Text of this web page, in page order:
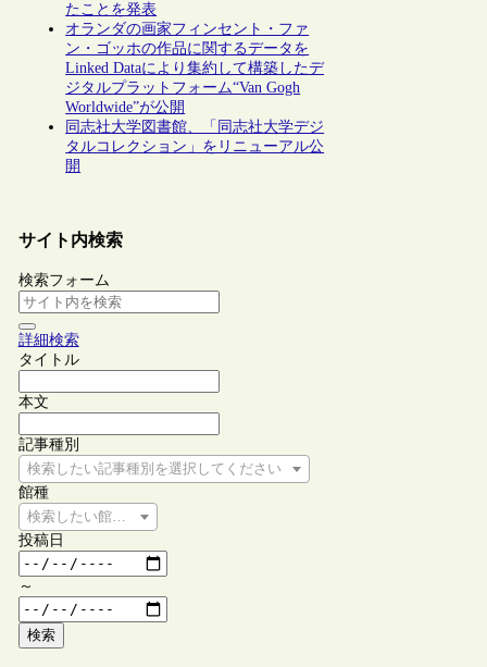
たことを発表
オランダの画家フィンセント・ファ
ン・ゴッホの作品に関するデータを
Linked Dataにより集約して構築したデ
ジタルプラットフォーム“Van Gogh
Worldwide”が公開
同志社大学図書館、「同志社大学デジ
タルコレクション」をリニューアル公
開
サイト内検索
検索フォーム
詳細検索
タイトル
本文
記事種別
検索したい記事種別を選択してください
館種
検索したい館種を選択してください
投稿日
～
検索